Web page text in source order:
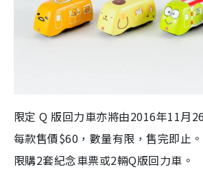
限定 Q 版回力車亦將由2016年11月
每款售價$60，數量有限，售完即止
限購2套紀念車票或2輛Q版回力車。